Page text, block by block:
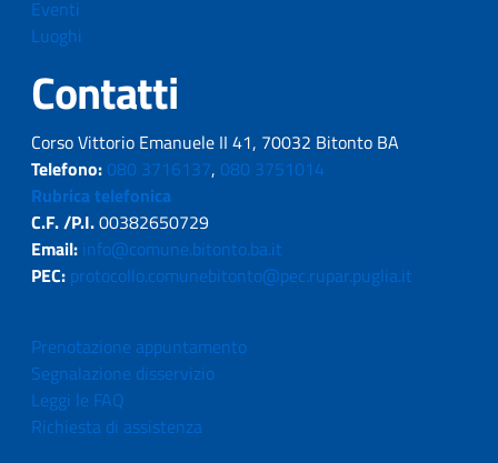
Eventi
Luoghi
Contatti
Corso Vittorio Emanuele II 41, 70032 Bitonto BA
Telefono: 080 3716137, 080 3751014
Rubrica telefonica
C.F. /P.I.00382650729
Email: info@comune.bitonto.ba.it
PEC: protocollo.comunebitonto@pec.rupar.puglia.it
Prenotazione appuntamento
Segnalazione disservizio
Leggi le FAQ
Richiesta di assistenza